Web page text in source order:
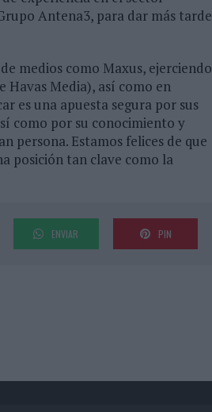
Antena3, para dar más tarde
medios como Maxus, ejerciendo
Havas Media), así como en
es una apuesta segura por sus
como por su conocimiento y
persona. Estamos felices de que
posición tan clave como la
ENVIAR PIN